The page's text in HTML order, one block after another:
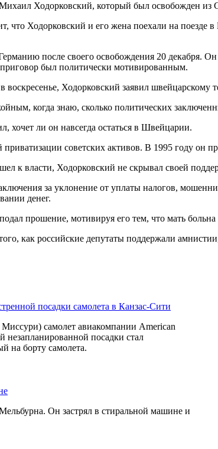
Ходорковский, который был освобожден
что Ходорковский и его жена поехали на
после своего освобождения 20 декабря.
приговор был политически мотивированным.
воскресенье, Ходорковский заявил
когда знаю, сколько политических
хочет ли он навсегда остаться в Швейцарии.
приватизации советских активов. В 1995 году
к власти, Ходорковский не скрывал своей
за уклонение от уплаты налогов,
денег.
прошение, мотивируя его тем, что мать больна
как российские депутаты поддержали
самолет авиакомпании American
посадки стал
на борту самолета.
Он застрял в стиральной машине и